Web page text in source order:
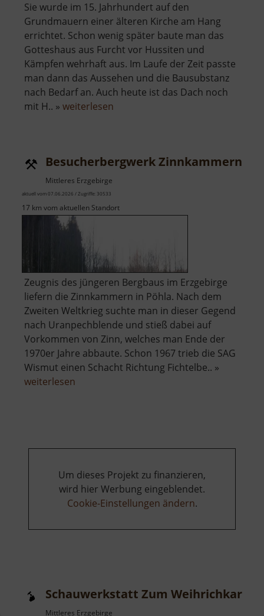
Sie wurde im 15. Jahrhundert auf den
Grundmauern einer älteren Kirche am Hang
errichtet. Schon wenig später baute man das
Gotteshaus aus Furcht vor Hussiten und
Kämpfen wehrhaft aus. Im Laufe der Zeit passte
man dann das Aussehen und die Bausubstanz
nach Bedarf an. Auch heute ist das Dach noch
mit H.. » weiterlesen
Besucherbergwerk Zinnkammern
Mittleres Erzgebirge
aktuell vom 07.06.2026 / Zugriffe: 30533
17 km vom aktuellen Standort
Zeugnis des jüngeren Bergbaus im Erzgebirge
liefern die Zinnkammern in Pöhla. Nach dem
Zweiten Weltkrieg suchte man in dieser Gegend
nach Uranpechblende und stieß dabei auf
Vorkommen von Zinn, welches man Ende der
1970er Jahre abbaute. Schon 1967 trieb die SAG
Wismut einen Schacht Richtung Fichtelbe.. »
weiterlesen
Um dieses Projekt zu finanzieren,
wird hier Werbung eingeblendet.
Cookie-Einstellungen ändern.
Schauwerkstatt Zum Weihrichkarzl
Mittleres Erzgebirge